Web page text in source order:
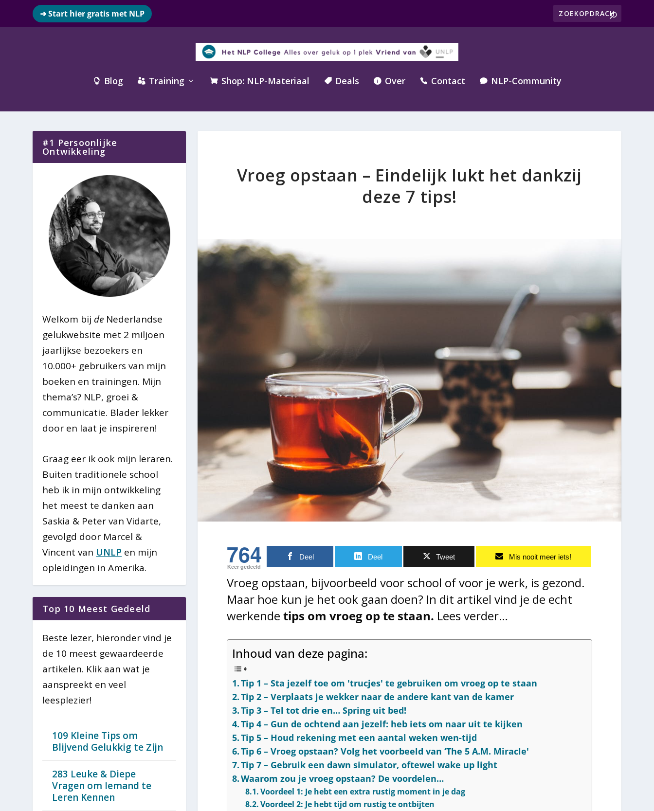
➜ Start hier gratis met NLP
 Blog  Training  Shop: NLP-Materiaal  Deals  Over  Contact  NLP-Community
Vroeg opstaan – Eindelijk lukt het dankzij
deze 7 tips!
764
Keer gedeeld
Deel Deel Tweet Mis nooit meer iets!
Vroeg opstaan, bijvoorbeeld voor school of voor je werk, is gezond.
Maar hoe kun je het ook gaan doen? In dit artikel vind je de echt
werkende tips om vroeg op te staan. Lees verder…
Inhoud van deze pagina:
Tip 1 – Sta jezelf toe om 'trucjes' te gebruiken om vroeg op te staan
Tip 2 – Verplaats je wekker naar de andere kant van de kamer
Tip 3 – Tel tot drie en… Spring uit bed!
Tip 4 – Gun de ochtend aan jezelf: heb iets om naar uit te kijken
Tip 5 – Houd rekening met een aantal weken wen-tijd
Tip 6 – Vroeg opstaan? Volg het voorbeeld van ‘The 5 A.M. Miracle'
Tip 7 – Gebruik een dawn simulator, oftewel wake up light
Waarom zou je vroeg opstaan? De voordelen…
Voordeel 1: Je hebt een extra rustig moment in je dag
Voordeel 2: Je hebt tijd om rustig te ontbijten
#1 Persoonlijke
Ontwikkeling
Welkom bij de Nederlandse
gelukwebsite met 2 miljoen
jaarlijkse bezoekers en
10.000+ gebruikers van mijn
boeken en trainingen. Mijn
thema’s? NLP, groei &
communicatie. Blader lekker
door en laat je inspireren!
Graag eer ik ook mijn leraren.
Buiten traditionele school
heb ik in mijn ontwikkeling
het meest te danken aan
Saskia & Peter van Vidarte,
gevolgd door Marcel &
Vincent van UNLP en mijn
opleidingen in Amerika.
Top 10 Meest Gedeeld
Beste lezer, hieronder vind je
de 10 meest gewaardeerde
artikelen. Klik aan wat je
aanspreekt en veel
leesplezier!
109 Kleine Tips om
Blijvend Gelukkig te Zijn
283 Leuke & Diepe
Vragen om Iemand te
Leren Kennen